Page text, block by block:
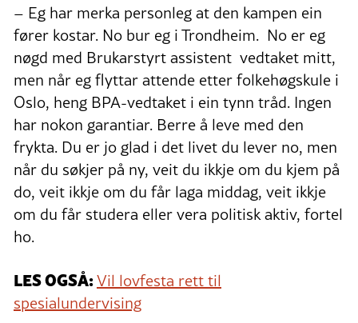
– Eg har merka personleg at den kampen ein
fører kostar. No bur eg i Trondheim. No er eg
nøgd med Brukarstyrt assistent vedtaket mitt,
men når eg flyttar attende etter folkehøgskule i
Oslo, heng BPA-vedtaket i ein tynn tråd. Ingen
har nokon garantiar. Berre å leve med den
frykta. Du er jo glad i det livet du lever no, men
når du søkjer på ny, veit du ikkje om du kjem på
do, veit ikkje om du får laga middag, veit ikkje
om du får studera eller vera politisk aktiv, fortel
ho.
LES OGSÅ:Vil lovfesta rett til
spesialundervising